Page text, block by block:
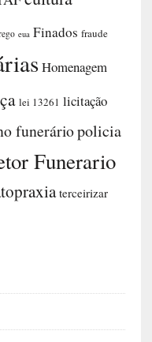
eua Finados fraude
Homenagem
lei 13261 licitação
funeráriopolicia
Funerario
terceirizar